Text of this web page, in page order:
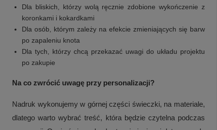
Dla bliskich, którzy wolą ręcznie zdobione wykończenie z
koronkami i kokardkami
Dla osób, którym zależy na efekcie zmieniających się barw
po zapaleniu knota
Dla tych, którzy chcą przekazać uwagi do układu projektu
po zakupie
Na co zwrócić uwagę przy personalizacji?
Nadruk wykonujemy w górnej części świeczki, na materiale,
dlatego warto wybrać treść, która będzie czytelna podczas